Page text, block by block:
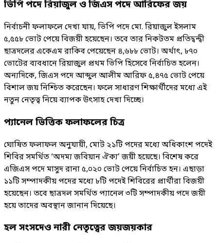
ভিপি পদে রিয়াজুল ও জিএস পদে আরিফের জয়
নির্বাচনী ফলাফলে দেখা যায়, ভিপি পদে মো. রিয়াজুল ইসলাম
৫,৫৫৮ ভোট পেয়ে বিজয়ী হয়েছেন। তবে তার নিকটতম প্রতিদ্বন্দ্বী
ছাত্রদলের একেএম রাকিব পেয়েছেন ৪,৬৮৮ ভোট। অর্থাৎ, ৮৭০
ভোটের ব্যবধানে রিয়াজুল প্রথম ভিপি হিসেবে নির্বাচিত হলেন।
অন্যদিকে, জিএস পদে আব্দুল আলীম আরিফ ৫,৪৭৫ ভোট পেয়ে
বিশাল জয় নিশ্চিত করেছেন। ফলে সাধারণ শিক্ষার্থীদের মধ্যে এই
নতুন নেতৃত্ব নিয়ে ব্যাপক উৎসাহ দেখা দিচ্ছে।
প্যানেল ভিত্তিক ফলাফলের চিত্র
ঘোষিত ফলাফল অনুযায়ী, মোট ২১টি পদের মধ্যে অধিকাংশ পদেই
শিবির সমর্থিত ‘অদম্য জবিয়ান ঐক্য’ জয়ী হয়েছে। বিশেষ করে
এজিএস পদে মাসুদ রানা ৫,০২০ ভোট পেয়ে নির্বাচিত হন। এছাড়া
১১টি সম্পাদকীয় পদের মধ্যে ৮টি পদেই শিবিরের প্রার্থীরা বিজয়ী
হয়েছেন। তবে ছাত্রদল সমর্থিত প্যানেল ৩টি সম্পাদকীয় পদে জয়ী
হয়ে তাদের অবস্থান জানান দিয়েছে।
হল সংসদেও নারী নেতৃত্বের জয়জয়কার